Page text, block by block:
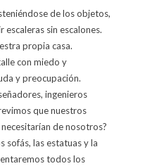
de los objetos,
escaleras sin escalones.
propia casa.
con miedo y
y preocupación.
ingenieros
que nuestros
de nosotros?
sofás, las estatuas y la
todos los